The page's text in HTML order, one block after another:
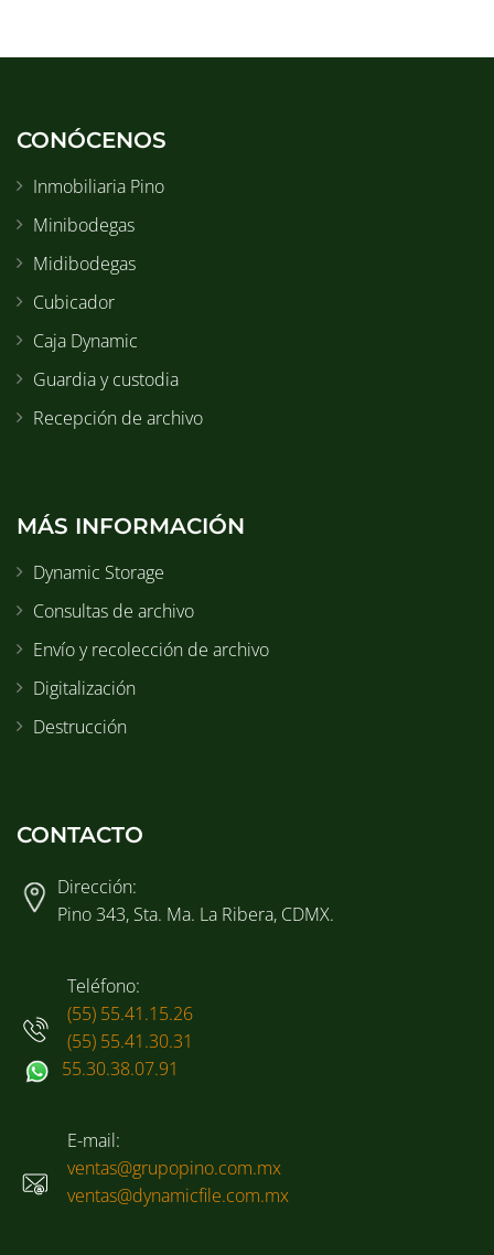
CONÓCENOS
Inmobiliaria Pino
Minibodegas
Midibodegas
Cubicador
Caja Dynamic
Guardia y custodia
Recepción de archivo
MÁS INFORMACIÓN
Dynamic Storage
Consultas de archivo
Envío y recolección de archivo
Digitalización
Destrucción
CONTACTO
Dirección:
Pino 343, Sta. Ma. La Ribera, CDMX.
Teléfono:
(55) 55.41.15.26
(55) 55.41.30.31
55.30.38.07.91
E-mail:
ventas@grupopino.com.mx
ventas@dynamicfile.com.mx